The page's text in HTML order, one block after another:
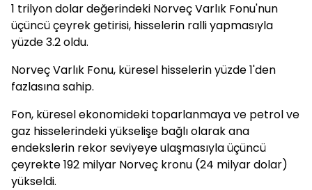
1 trilyon dolar değerindeki Norveç Varlık Fonu'nun
üçüncü çeyrek getirisi, hisselerin ralli yapmasıyla
yüzde 3.2 oldu.
Norveç Varlık Fonu, küresel hisselerin yüzde 1'den
fazlasına sahip.
Fon, küresel ekonomideki toparlanmaya ve petrol ve
gaz hisselerindeki yükselişe bağlı olarak ana
endekslerin rekor seviyeye ulaşmasıyla üçüncü
çeyrekte 192 milyar Norveç kronu (24 milyar dolar)
yükseldi.